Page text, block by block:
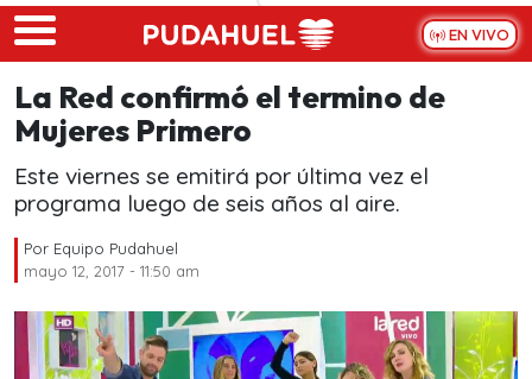
Skip to main content
EN VIVO
La Red confirmó el termino de
Mujeres Primero
Este viernes se emitirá por última vez el
programa luego de seis años al aire.
Por Equipo Pudahuel
mayo 12, 2017 - 11:50 am